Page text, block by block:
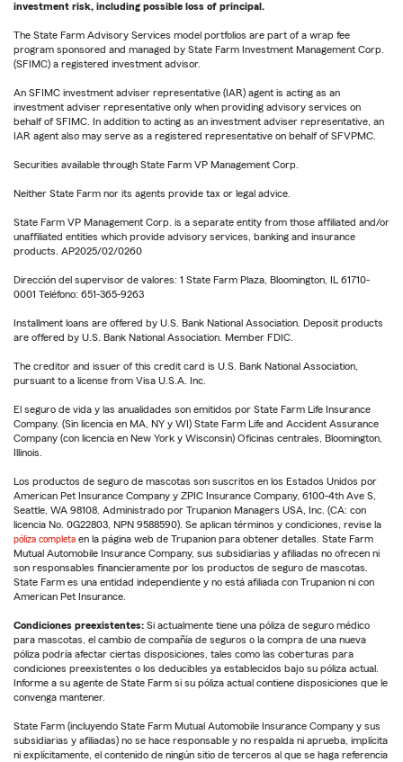
investment risk, including possible loss of principal.
The State Farm Advisory Services model portfolios are part of a wrap fee
program sponsored and managed by State Farm Investment Management Corp.
(SFIMC) a registered investment advisor.
An SFIMC investment adviser representative (IAR) agent is acting as an
investment adviser representative only when providing advisory services on
behalf of SFIMC. In addition to acting as an investment adviser representative, an
IAR agent also may serve as a registered representative on behalf of SFVPMC.
Securities available through State Farm VP Management Corp.
Neither State Farm nor its agents provide tax or legal advice.
State Farm VP Management Corp. is a separate entity from those affiliated and/or
unaffiliated entities which provide advisory services, banking and insurance
products. AP2025/02/0260
Dirección del supervisor de valores: 1 State Farm Plaza, Bloomington, IL 61710-
0001 Teléfono: 651-365-9263
Installment loans are offered by U.S. Bank National Association. Deposit products
are offered by U.S. Bank National Association. Member FDIC.
The creditor and issuer of this credit card is U.S. Bank National Association,
pursuant to a license from Visa U.S.A. Inc.
El seguro de vida y las anualidades son emitidos por State Farm Life Insurance
Company. (Sin licencia en MA, NY y WI) State Farm Life and Accident Assurance
Company (con licencia en New York y Wisconsin) Oficinas centrales, Bloomington,
Illinois.
Los productos de seguro de mascotas son suscritos en los Estados Unidos por
American Pet Insurance Company y ZPIC Insurance Company, 6100-4th Ave S,
Seattle, WA 98108. Administrado por Trupanion Managers USA, Inc. (CA: con
licencia No. 0G22803, NPN 9588590). Se aplican términos y condiciones, revise la
póliza completa en la página web de Trupanion para obtener detalles. State Farm
Mutual Automobile Insurance Company, sus subsidiarias y afiliadas no ofrecen ni
son responsables financieramente por los productos de seguro de mascotas.
State Farm es una entidad independiente y no está afiliada con Trupanion ni con
American Pet Insurance.
Condiciones preexistentes: Si actualmente tiene una póliza de seguro médico
para mascotas, el cambio de compañía de seguros o la compra de una nueva
póliza podría afectar ciertas disposiciones, tales como las coberturas para
condiciones preexistentes o los deducibles ya establecidos bajo su póliza actual.
Informe a su agente de State Farm si su póliza actual contiene disposiciones que le
convenga mantener.
State Farm (incluyendo State Farm Mutual Automobile Insurance Company y sus
subsidiarias y afiliadas) no se hace responsable y no respalda ni aprueba, implícita
ni explícitamente, el contenido de ningún sitio de terceros al que se haga referencia